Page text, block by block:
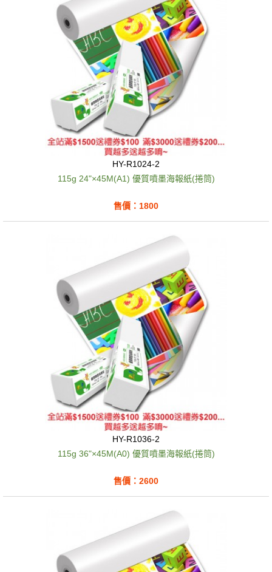
HY-R1024-2
115g 24"×45M(A1) 優質噴墨海報紙(捲筒)
售價：1800
HY-R1036-2
115g 36"×45M(A0) 優質噴墨海報紙(捲筒)
售價：2600